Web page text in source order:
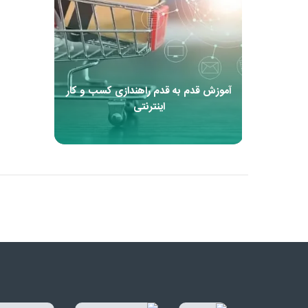
آموزش قدم به قدم راهندازی کسب و کار
اینترنتی